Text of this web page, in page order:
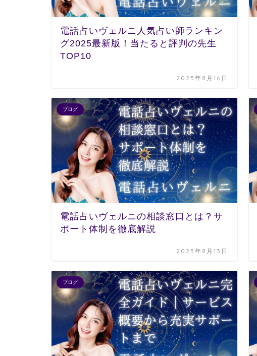
電話占いヴェルニ人気占い師ランキン
グ2025最新版！当たると評判の先生
TOP10
2025年8月16日
ブログ
電話占いヴェルニの相談窓口とは？サ
ポート体制を徹底解説
2025年8月13日
ブログ